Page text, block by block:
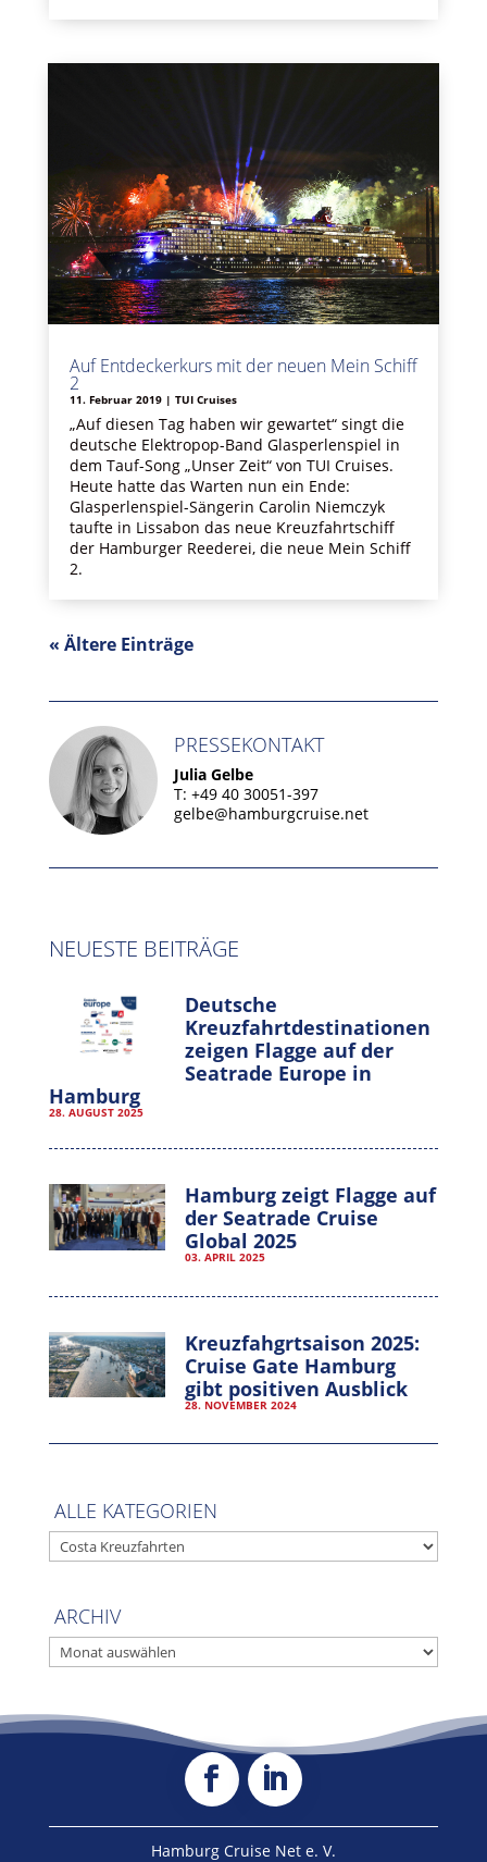
Auf Entdeckerkurs mit der neuen Mein Schiff
2
11. Februar 2019| TUI Cruises
„Auf diesen Tag haben wir gewartet“ singt die
deutsche Elektropop-Band Glasperlenspiel in
dem Tauf-Song „Unser Zeit“ von TUI Cruises.
Heute hatte das Warten nun ein Ende:
Glasperlenspiel-Sängerin Carolin Niemczyk
taufte in Lissabon das neue Kreuzfahrtschiff
der Hamburger Reederei, die neue Mein Schiff
2.
« Ältere Einträge
PRESSEKONTAKT
Julia Gelbe
T: +49 40 30051-397
gelbe@hamburgcruise.net
NEUESTE BEITRÄGE
Deutsche
Kreuzfahrtdestinationen
zeigen Flagge auf der
Seatrade Europe in
Hamburg
28. AUGUST 2025
Hamburg zeigt Flagge auf
der Seatrade Cruise
Global 2025
03. APRIL 2025
Kreuzfahgrtsaison 2025:
Cruise Gate Hamburg
gibt positiven Ausblick
28. NOVEMBER 2024
ALLE KATEGORIEN
ALLE
KATEGORIEN
ARCHIV
ARCHIV
Hamburg Cruise Net e. V.